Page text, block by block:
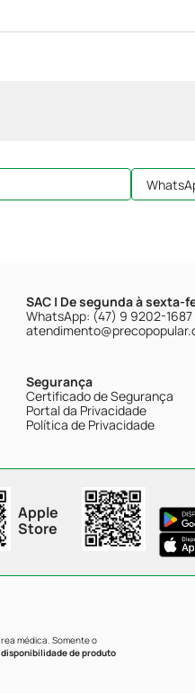
SAC | De segunda à sexta-
WhatsApp: (47) 9 9202-1687
Segurança
Certificado de Segurança
Portal da Privacidade
Política de Privacidade
Apple
Store
médica. Somente o
de produto